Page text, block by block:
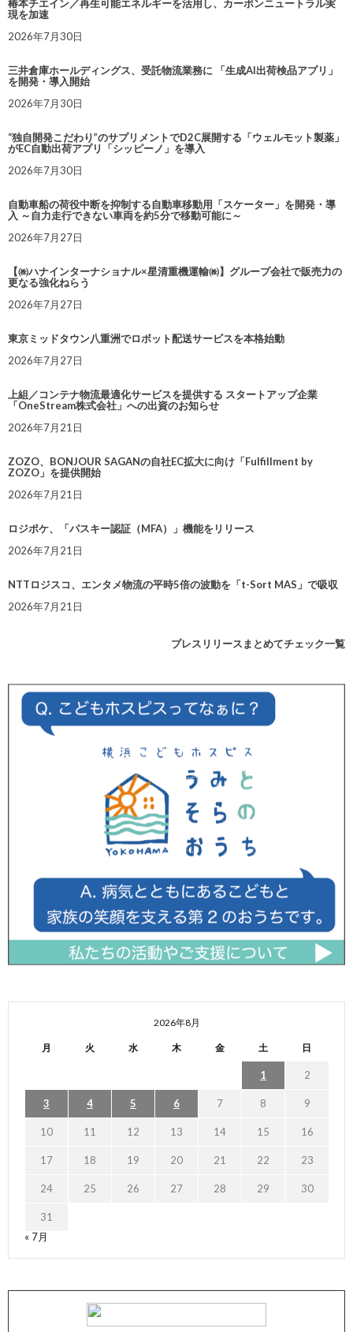
椿本チエイン／再生可能エネルギーを活用し、カーボンニュートラル実
現を加速
2026年7月30日
三井倉庫ホールディングス、受託物流業務に 「生成AI出荷検品アプリ」
を開発・導入開始
2026年7月30日
“独自開発こだわり”のサプリメントでD2C展開する「ウェルモット製薬」
がEC自動出荷アプリ「シッピーノ」を導入
2026年7月30日
自動車船の荷役中断を抑制する自動車移動用「スケーター」を開発・導
入 ～自力走行できない車両を約5分で移動可能に～
2026年7月27日
【㈱ハナインターナショナル×星清重機運輸㈱】グループ会社で販売力の
更なる強化ねらう
2026年7月27日
東京ミッドタウン八重洲でロボット配送サービスを本格始動
2026年7月27日
上組／コンテナ物流最適化サービスを提供する スタートアップ企業
「OneStream株式会社」への出資のお知らせ
2026年7月21日
ZOZO、BONJOUR SAGANの自社EC拡大に向け「Fulfillment by
ZOZO」を提供開始
2026年7月21日
ロジポケ、「パスキー認証（MFA）」機能をリリース
2026年7月21日
NTTロジスコ、エンタメ物流の平時5倍の波動を「t-Sort MAS」で吸収
2026年7月21日
プレスリリースまとめてチェック一覧
2026年8月
月 火 水 木 金 土 日
1 2
3 4 5 6 7 8 9
10 11 12 13 14 15 16
17 18 19 20 21 22 23
24 25 26 27 28 29 30
31
« 7月